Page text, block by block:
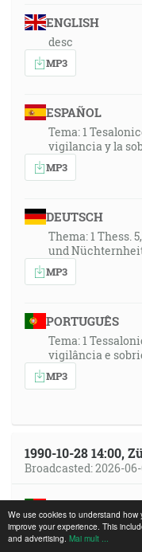
We use cookies to understand
improve your experience. This
and advertising. Mai mult ...
ENGLISH
desc
MP3
ESPAÑOL
Tema: 1
vigilancia y la
MP3
DEUTSCH
Thema: 1 Thess.
und
MP3
PORTUGUÊS
Tema: 1
vigilância e
MP3
1990-10-28 14:00,
Broadcasted: 2026-06-
Tema: “O
das profecias